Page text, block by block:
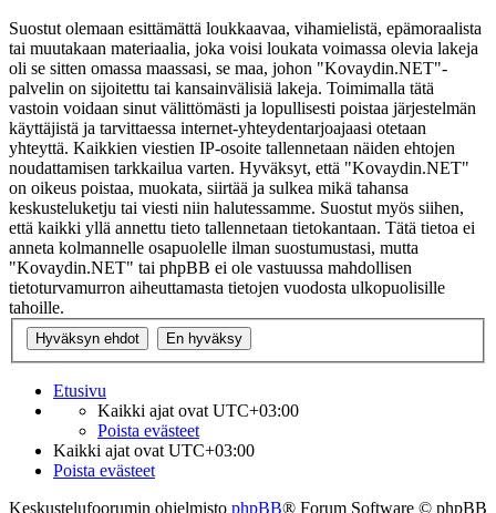
Suostut olemaan esittämättä loukkaavaa, vihamielistä, epämoraalista
tai muutakaan materiaalia, joka voisi loukata voimassa olevia lakeja
oli se sitten omassa maassasi, se maa, johon "Kovaydin.NET"-
palvelin on sijoitettu tai kansainvälisiä lakeja. Toimimalla tätä
vastoin voidaan sinut välittömästi ja lopullisesti poistaa järjestelmän
käyttäjistä ja tarvittaessa internet-yhteydentarjoajaasi otetaan
yhteyttä. Kaikkien viestien IP-osoite tallennetaan näiden ehtojen
noudattamisen tarkkailua varten. Hyväksyt, että "Kovaydin.NET"
on oikeus poistaa, muokata, siirtää ja sulkea mikä tahansa
keskusteluketju tai viesti niin halutessamme. Suostut myös siihen,
että kaikki yllä annettu tieto tallennetaan tietokantaan. Tätä tietoa ei
anneta kolmannelle osapuolelle ilman suostumustasi, mutta
"Kovaydin.NET" tai phpBB ei ole vastuussa mahdollisen
tietoturvamurron aiheuttamasta tietojen vuodosta ulkopuolisille
tahoille.
Etusivu
Kaikki ajat ovat UTC+03:00
Poista evästeet
Kaikki ajat ovat UTC+03:00
Poista evästeet
Keskustelufoorumin ohjelmisto phpBB® Forum Software © phpBB